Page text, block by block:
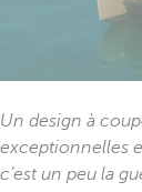
Un design à
exceptionnelles
c’est un peu la